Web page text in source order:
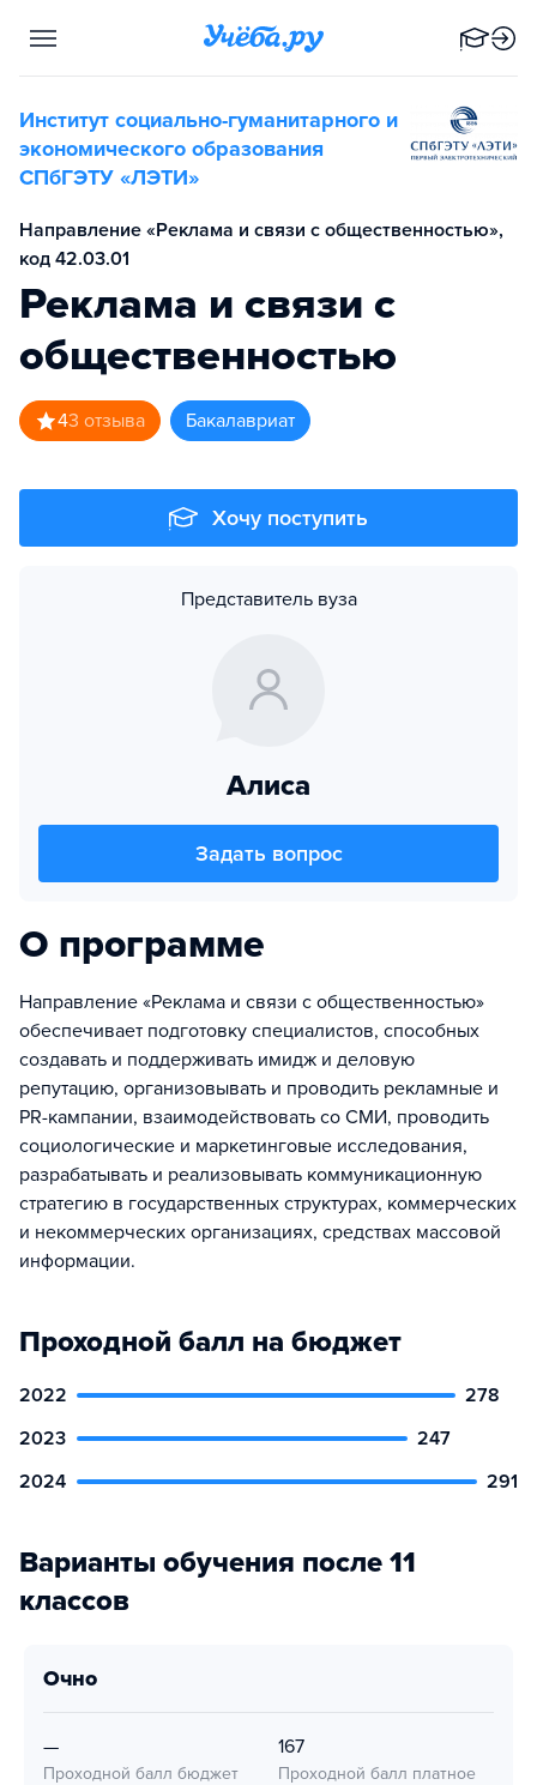
Институт социально-гуманитарного и
экономического образования
СПбГЭТУ «ЛЭТИ»
Направление «Реклама и связи с общественностью»,
код 42.03.01
Реклама и связи с
общественностью
43 отзыва бакалавриат
Хочу поступить
Представитель вуза
Алиса
Задать вопрос
О программе
Направление «Реклама и связи с общественностью»
обеспечивает подготовку специалистов, способных
создавать и поддерживать имидж и деловую
репутацию, организовывать и проводить рекламные и
PR-кампании, взаимодействовать со СМИ, проводить
социологические и маркетинговые исследования,
разрабатывать и реализовывать коммуникационную
стратегию в государственных структурах, коммерческих
и некоммерческих организациях, средствах массовой
информации.
Проходной балл на бюджет
2022
278
2023
247
2024
291
Варианты обучения после 11
классов
очно
—
Проходной балл бюджет
167
Проходной балл платное